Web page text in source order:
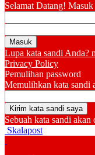
Selamat Datang!
Lupa kata sandi Anda?
Privacy Policy
Pemulihan password
Memulihkan kata sandi
Sebuah kata sandi
Skalapost